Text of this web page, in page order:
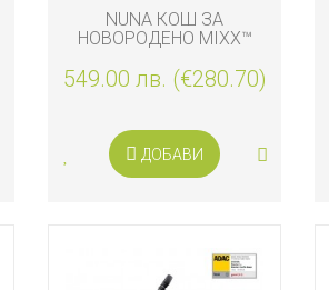
NUNA КОШ ЗА
НОВОРОДЕНО MIXX™
549.00 лв. (€280.70)
ДОБАВИ